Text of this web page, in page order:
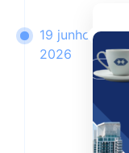
19 junho
2026